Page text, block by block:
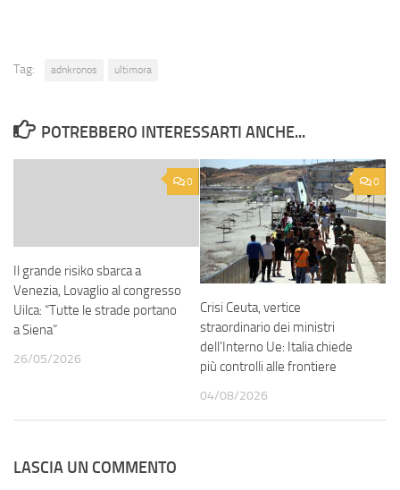
Tag: adnkronos ultimora
POTREBBERO INTERESSARTI ANCHE...
0
Il grande risiko sbarca a
Venezia, Lovaglio al congresso
Uilca: “Tutte le strade portano
a Siena”
26/05/2026
0
Crisi Ceuta, vertice
straordinario dei ministri
dell’Interno Ue: Italia chiede
più controlli alle frontiere
04/08/2026
LASCIA UN COMMENTO